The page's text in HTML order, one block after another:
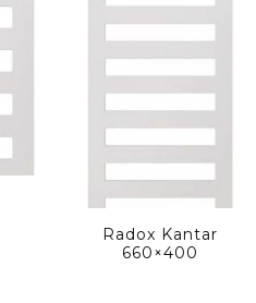
Radox Kantar
660×400